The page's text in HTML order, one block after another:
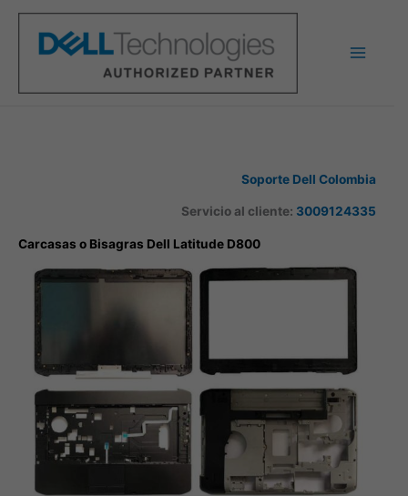
contenido
Soporte Dell Colombia
Servicio al cliente: 3009124335
Carcasas o Bisagras Dell Latitude D800